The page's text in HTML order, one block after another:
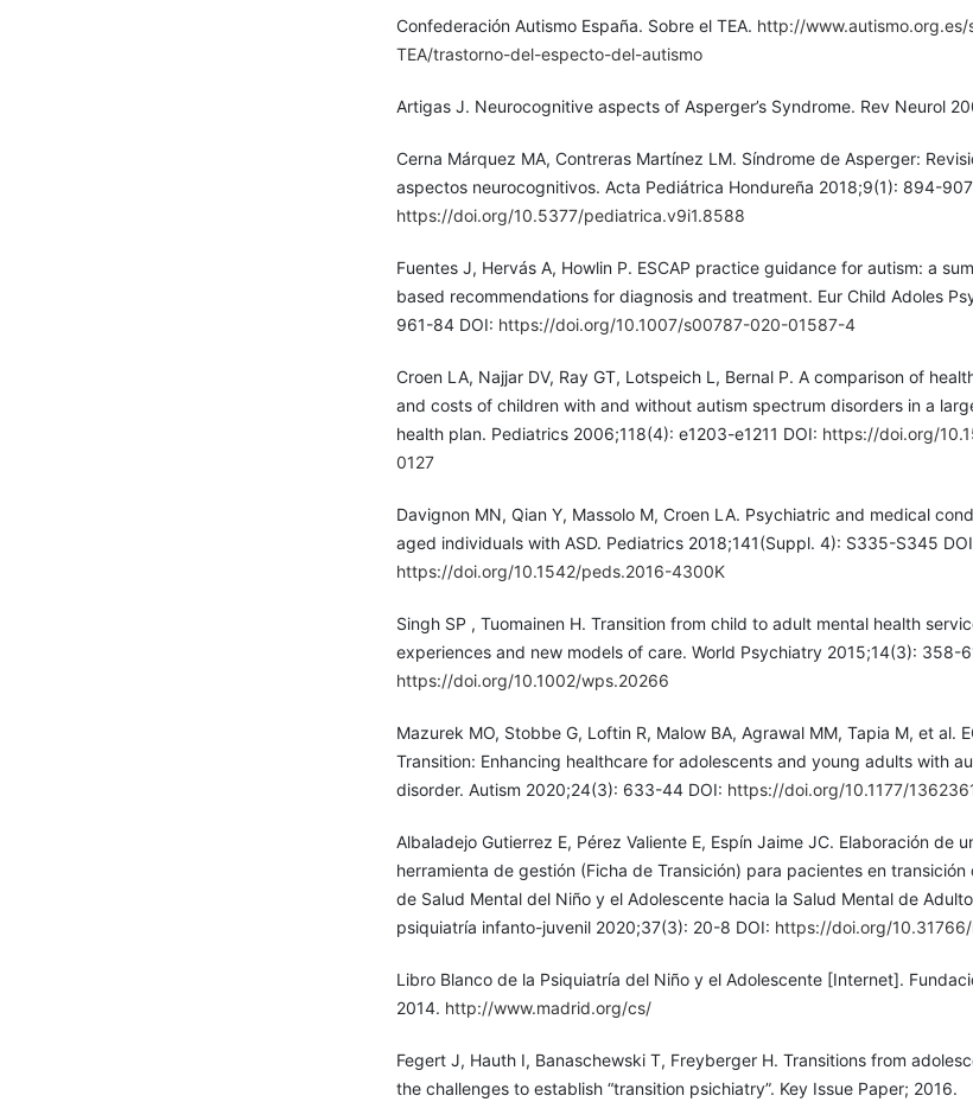
Confederación Autismo España. Sobre el TEA. http://www.autismo.org.es/
TEA/trastorno-del-especto-del-autismo
Artigas J. Neurocognitive aspects of Asperger’s Syndrome. Rev Neurol
Cerna Márquez MA, Contreras Martínez LM. Síndrome de Asperger:
aspectos neurocognitivos. Acta Pediátrica Hondureña 2018;9(1): 894-
https://doi.org/10.5377/pediatrica.v9i1.8588
Fuentes J, Hervás A, Howlin P. ESCAP practice guidance for autism: a
based recommendations for diagnosis and treatment. Eur Child Adoles
961-84 DOI: https://doi.org/10.1007/s00787-020-01587-4
Croen LA, Najjar DV, Ray GT, Lotspeich L, Bernal P. A comparison of
and costs of children with and without autism spectrum disorders in a
health plan. Pediatrics 2006;118(4): e1203-e1211 DOI: https://doi.org/
0127
Davignon MN, Qian Y, Massolo M, Croen LA. Psychiatric and medical
aged individuals with ASD. Pediatrics 2018;141(Suppl. 4): S335-S345
https://doi.org/10.1542/peds.2016-4300K
Singh SP , Tuomainen H. Transition from child to adult mental health
experiences and new models of care. World Psychiatry 2015;14(3): 358-
https://doi.org/10.1002/wps.20266
Mazurek MO, Stobbe G, Loftin R, Malow BA, Agrawal MM, Tapia M, et al.
Transition: Enhancing healthcare for adolescents and young adults with
disorder. Autism 2020;24(3): 633-44 DOI: https://doi.org/10.1177/
Albaladejo Gutierrez E, Pérez Valiente E, Espín Jaime JC. Elaboración de
herramienta de gestión (Ficha de Transición) para pacientes en transición
de Salud Mental del Niño y el Adolescente hacia la Salud Mental de
psiquiatría infanto-juvenil 2020;37(3): 20-8 DOI: https://doi.org/
Libro Blanco de la Psiquiatría del Niño y el Adolescente [Internet].
2014. http://www.madrid.org/cs/
Fegert J, Hauth I, Banaschewski T, Freyberger H. Transitions from
the challenges to establish “transition psichiatry”. Key Issue Paper; 2016.